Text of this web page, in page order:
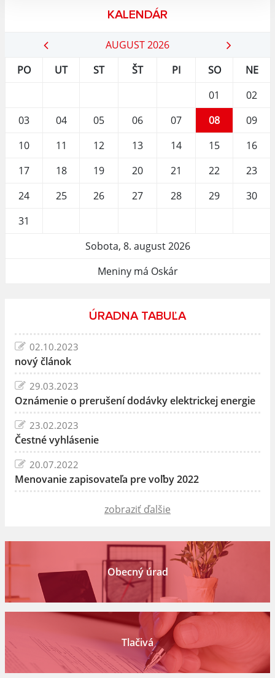
KALENDÁR
AUGUST 2026
PO
UT ST ŠT PI SO
NE
01
02
03
04 05 06 07 08
09
10
11 12 13 14 15
16
17
18 19 20 21 22
23
24
25 26 27 28 29
30
31
Sobota, 8. august 2026
Meniny má Oskár
ÚRADNA TABUĽA
02.10.2023
nový článok
29.03.2023
Oznámenie o prerušení dodávky elektrickej energie
23.02.2023
Čestné vyhlásenie
20.07.2022
Menovanie zapisovateľa pre voľby 2022
zobraziť ďalšie
Obecný úrad
Tlačivá